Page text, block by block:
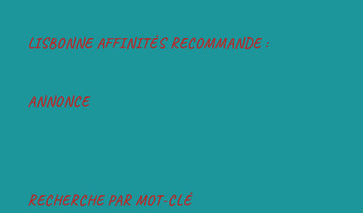
LISBONNE AFFINITÉS RECOMMANDE :
ANNONCE
RECHERCHE PAR MOT-CLÉ